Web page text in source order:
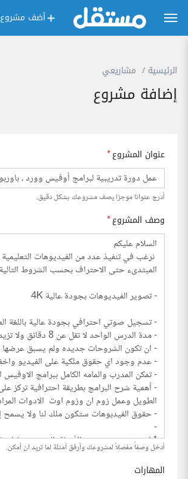
أضف مشروع
الرئيسية مشاريعي
إضافة مشروع
عنوان المشروع*
أدرج عنوانا موجزا يصف مشروعك بشكل دقيق.
وصف المشروع*
أدخل وصفاً مفصلاً لمشروعك وأرفق أمثلة لما تريد ان أمكن.
المهارات